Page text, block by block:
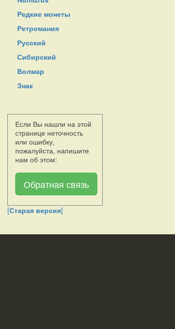
Редкие монеты
Ретромания
Русский
Сибирский
Волмар
Знак
Если Вы нашли на этой
странице неточность
или ошибку,
пожалуйста, напишите
нам об этом:
Обратная связь
[Старая версия]